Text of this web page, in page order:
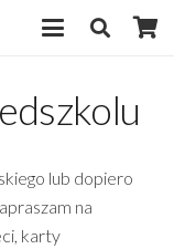
lub dopiero
na
karty